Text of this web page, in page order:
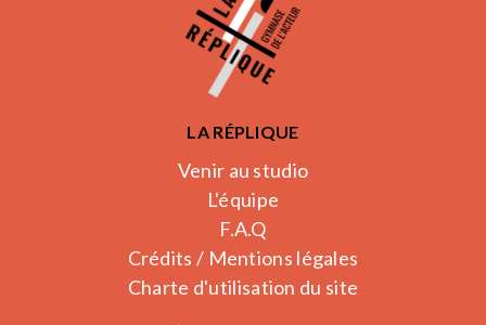
LA RÉPLIQUE
Venir au studio
L'équipe
F.A.Q
Crédits / Mentions légales
Charte d'utilisation du site